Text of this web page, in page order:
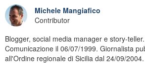
Michele Mangiafico
Contributor
Blogger, social media manager e story-
Comunicazione il 06/07/1999. Giornalista
all'Ordine regionale di Sicilia dal 24/09/2004.